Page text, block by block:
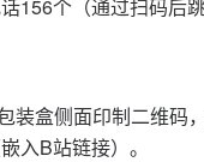
156个（通过扫码后
装盒侧面印制二维码
入B站链接）。